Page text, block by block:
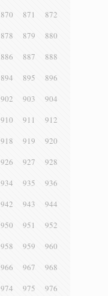
870 871
872
878 879
880
886 887
888
894 895
896
902 903
904
910 911
912
918 919
920
926 927
928
934 935
936
942 943
944
950 951
952
958 959
960
966 967
968
974 975
976